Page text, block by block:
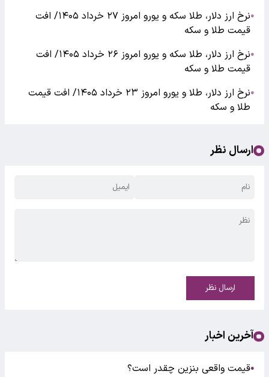
●
نرخ ارز دلار، طلا سکه و یورو امروز ۲۷ خرداد ۱۴۰۵/ افت
قیمت طلا و سکه
●
نرخ ارز دلار، طلا سکه و یورو امروز ۲۶ خرداد ۱۴۰۵/ افت
قیمت طلا و سکه
●
نرخ ارز دلار، طلا و یورو امروز ۲۳ خرداد ۱۴۰۵/ افت قیمت
طلا و سکه
ارسال نظر
ارسال نظر
آخرین اخبار
●قیمت واقعی بنزین چقدر است؟